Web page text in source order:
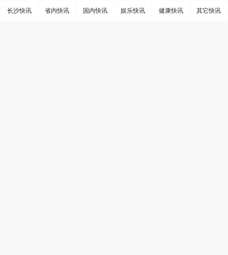
其它快讯
健康快讯
娱乐快讯
国内快讯
省内快讯
长沙快讯